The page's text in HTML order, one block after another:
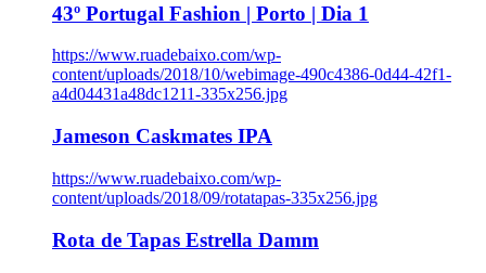
43º Portugal Fashion | Porto | Dia 1
https://www.ruadebaixo.com/wp-
content/uploads/2018/10/webimage-490c4386-0d44-42f1-
a4d04431a48dc1211-335x256.jpg
Jameson Caskmates IPA
https://www.ruadebaixo.com/wp-
content/uploads/2018/09/rotatapas-335x256.jpg
Rota de Tapas Estrella Damm